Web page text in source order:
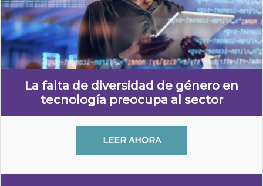
La falta de diversidad de género en
tecnología preocupa al sector
LEER AHORA